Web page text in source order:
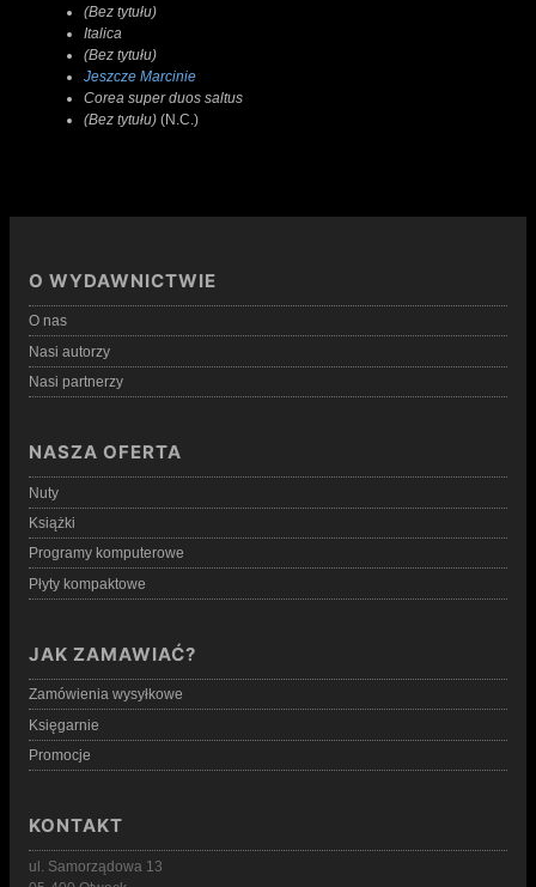
(Bez tytułu)
Italica
(Bez tytułu)
Jeszcze Marcinie
Corea super duos saltus
(Bez tytułu) (N.C.)
O WYDAWNICTWIE
O nas
Nasi autorzy
Nasi partnerzy
NASZA OFERTA
Nuty
Książki
Programy komputerowe
Płyty kompaktowe
JAK ZAMAWIAĆ?
Zamówienia wysyłkowe
Księgarnie
Promocje
KONTAKT
ul. Samorządowa 13